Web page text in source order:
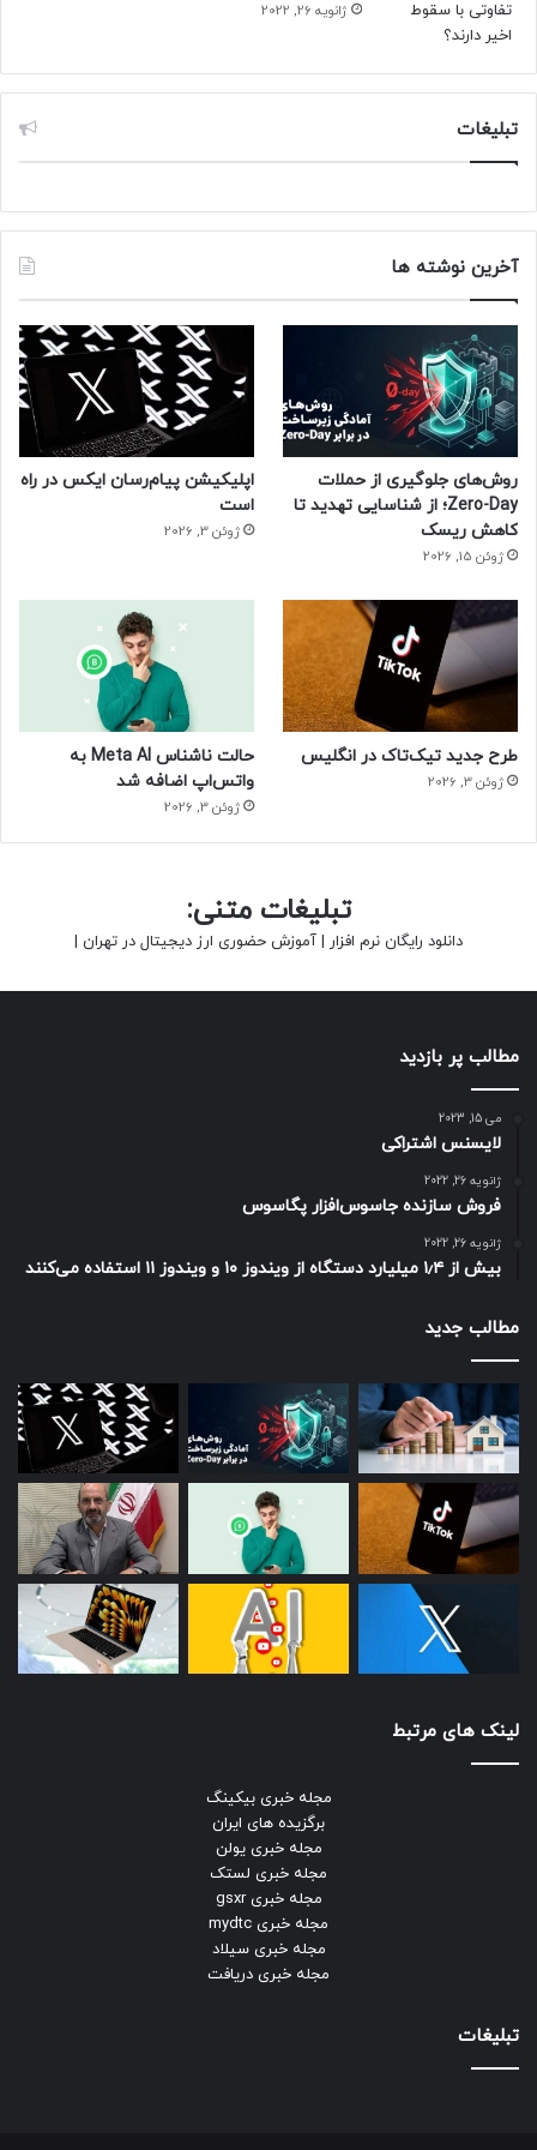
اپل نیز، حرف‌های زیادی برای گفتن داشته باشد. اگرچه هنوز
دوربین گوشی‌ اپل و گوشی سامسونگ اتفاق بیفتند.
حتما بخوانید :
مدل 4G ردمی نوت ۱۴ شیائومی وارد گیک‌بنچ
ژانویه 26, 2022
تبلیغات
آخرین نوشته ها
روش‌های جلوگیری از حملات
Zero-Day؛ از شناسایی تهدید تا
کاهش ریسک
ژوئن 15, 2026
اپلیکیشن پیام‌رسان ایکس در راه
است
ژوئن 3, 2026
طرح جدید تیک‌تاک در انگلیس
ژوئن 3, 2026
حالت ناشناس Meta AI به
واتس‌اپ اضافه شد
ژوئن 3, 2026
تبلیغات متنی:
دانلود رایگان نرم افزار | آموزش حضوری ارز دیجیتال در تهران |
مطالب پر بازدید
می 15, 2023
لایسنس اشتراکی
ژانویه 26, 2022
فروش سازنده جاسوس‌افزار پگاسوس
ژانویه 26, 2022
بیش از ۱٫۴ میلیارد دستگاه از ویندوز ۱۰ و ویندوز ۱۱ استفاده می‌کنند
مطالب جدید
لینک های مرتبط
مجله خبری بیکینگ
برگزیده های ایران
مجله خبری یولن
مجله خبری لستک
مجله خبری gsxr
مجله خبری mydtc
مجله خبری سیلاد
مجله خبری دریافت
تبلیغات